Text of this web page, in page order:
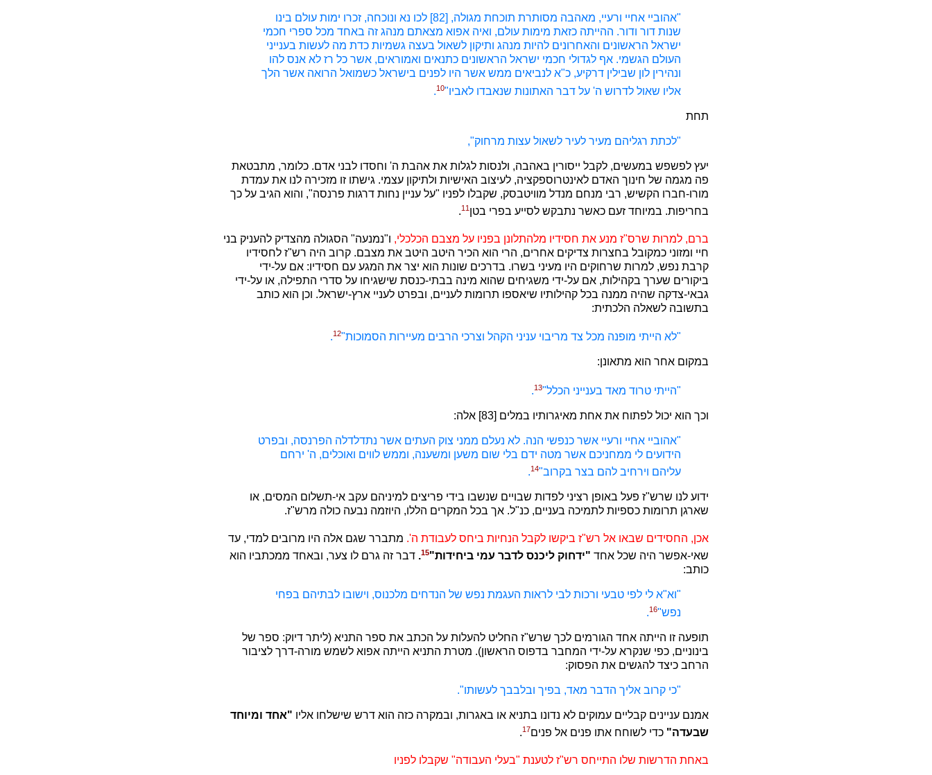
"אהוביי אחיי ורעיי, מאהבה מסותרת תוכחת מגולה, [82] לכו נא ונוכחה, זכרו ימות עולם בינו
שנות דור ודור. ההייתה כזאת מימות עולם, ואיה אפוא מצאתם מנהג זה באחד מכל ספרי חכמי
ישראל הראשונים והאחרונים להיות מנהג ותיקון לשאול בעצה גשמיות כדת מה לעשות בענייני
העולם הגשמי. אף לגדולי חכמי ישראל הראשונים כתנאים ואמוראים, אשר כל רז לא אנס להו
ונהירין לון שבילין דרקיע, כ"א לנביאים ממש אשר היו לפנים בישראל כשמואל הרואה אשר הלך
אליו שאול לדרוש ה' על דבר האתונות שנאבדו לאביו"10
.
תחת
"לכתת רגליהם מעיר לעיר לשאול עצות מרחוק",
יעץ לפשפש במעשים, לקבל ייסורין באהבה, ולנסות לגלות את אהבת ה' וחסדו לבני אדם. כלומר, מתבטאת
פה מגמה של חינוך האדם לאינטרוספקציה, לעיצוב האישיות ולתיקון עצמי. גישתו זו מזכירה לנו את עמדת
מורו-חברו הקשיש, רבי מנחם מנדל מוויטבסק, שקבלו לפניו "על עניין נחות דרגות פרנסה", והוא הגיב על כך
בחריפות. במיוחד זעם כאשר נתבקש לסייע בפרי בטן 11
.
ברם, למרות שרס"ז מנע את חסידיו מלהתלונן בפניו על מצבם הכלכלי, ו"נמנעה" הסגולה מהצדיק להעניק בני
חיי ומזוני כמקובל בחצרות צדיקים אחרים, הרי הוא הכיר היטב היטב את מצבם. קרוב היה רש"ז לחסידיו
קרבת נפש, למרות שרחוקים היו מעיני בשרו. בדרכים שונות הוא יצר את המגע עם חסידיו: אם על-ידי
ביקורים שערך בקהילות, אם על-ידי משגיחים שהוא מינה בבתי-כנסת שישגיחו על סדרי התפילה, או על-ידי
גבאי-צדקה שהיה ממנה בכל קהילותיו שיאספו תרומות לעניים, ובפרט לעניי ארץ-ישראל. וכן הוא כותב
בתשובה לשאלה הלכתית:
"לא הייתי מופנה מכל צד מריבוי עניני הקהל וצרכי הרבים מעיירות הסמוכות"12
.
במקום אחר הוא מתאונן:
"הייתי טרוד מאד בענייני הכלל"13
.
וכך הוא יכול לפתוח את אחת מאיגרותיו במלים [83] אלה:
"אהוביי אחיי ורעיי אשר כנפשי הנה. לא נעלם ממני צוק העתים אשר נתדלדלה הפרנסה, ובפרט
הידועים לי ממחניכם אשר מטה ידם בלי שום משען ומשענה, וממש לווים ואוכלים, ה' ירחם
עליהם וירחיב להם בצר בקרוב"14
.
ידוע לנו שרש"ז פעל באופן רציני לפדות שבויים שנשבו בידי פריצים למיניהם עקב אי-תשלום המסים, או
שארגן תרומות כספיות לתמיכה בעניים, כנ"ל. אך בכל המקרים הללו, היוזמה נבעה כולה מרש"ז.
אכן, החסידים שבאו אל רש"ז ביקשו לקבל הנחיות ביחס לעבודת ה'. מתברר שגם אלה היו מרובים למדי, עד
שאי-אפשר היה שכל אחד "ידחוק ליכנס לדבר עמי ביחידות"15
. דבר זה גרם לו צער, ובאחד ממכתביו הוא
כותב:
"וא"א לי לפי טבעי ורכות לבי לראות העגמת נפש של הנדחים מלכנוס, וישובו לבתיהם בפחי
נפש"16
.
תופעה זו הייתה אחד הגורמים לכך שרש"ז החליט להעלות על הכתב את ספר התניא (ליתר דיוק: ספר של
בינוניים, כפי שנקרא על-ידי המחבר בדפוס הראשון). מטרת התניא הייתה אפוא לשמש מורה-דרך לציבור
הרחב כיצד להגשים את הפסוק:
"כי קרוב אליך הדבר מאד, בפיך ובלבבך לעשותו".
אמנם עניינים קבליים עמוקים לא נדונו בתניא או באגרות, ובמקרה כזה הוא דרש שישלחו אליו "אחד ומיוחד
שבעדה" כדי לשוחח אתו פנים אל פנים17
.
באחת הדרשות שלו התייחס רש"ז לטענת "בעלי העבודה" שקבלו לפניו